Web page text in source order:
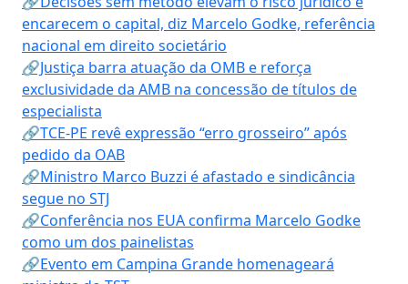
encarecem o capital, diz Marcelo Godke, referência
nacional em direito societário
🔗Justiça barra atuação da OMB e reforça
exclusividade da AMB na concessão de títulos de
especialista
🔗TCE-PE revê expressão “erro grosseiro” após
pedido da OAB
🔗Ministro Marco Buzzi é afastado e sindicância
segue no STJ
🔗Conferência nos EUA confirma Marcelo Godke
como um dos painelistas
🔗Evento em Campina Grande homenageará